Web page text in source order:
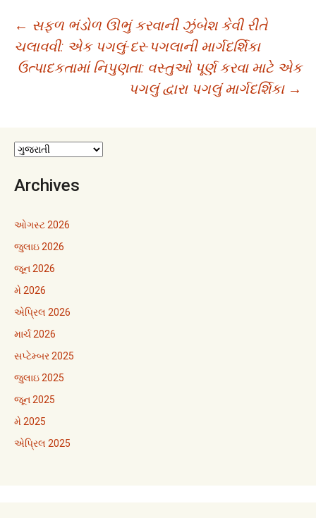
Post
navigation
← સફળ ભંડોળ ઊભું કરવાની ઝુંબેશ કેવી રીતે
ચલાવવી: એક પગલું-દર-પગલાની માર્ગદર્શિકા
ઉત્પાદકતામાં નિપુણતા: વસ્તુઓ પૂર્ણ કરવા માટે એક
પગલું દ્વારા પગલું માર્ગદર્શિકા →
Archives
ઓગસ્ટ 2026
જુલાઇ 2026
જૂન 2026
મે 2026
એપ્રિલ 2026
માર્ચ 2026
સપ્ટેમ્બર 2025
જુલાઇ 2025
જૂન 2025
મે 2025
એપ્રિલ 2025